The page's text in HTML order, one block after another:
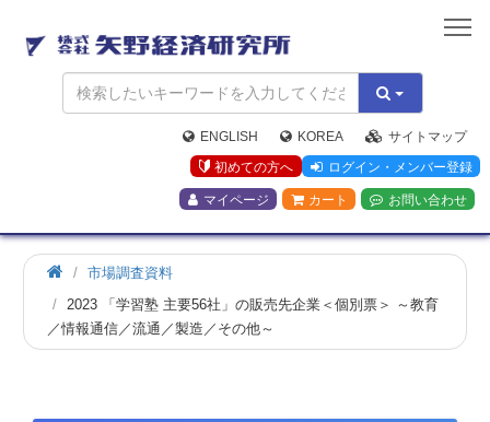
矢
野
経
済
研
究
所
ENGLISH KOREA
サイトマップ
初めての方へ
ログイン・メンバー登録
マイページ カート お問い合わせ
市場調査資料
2023 「学習塾 主要56社」の販売先企業＜個別票＞ ～教育
／情報通信／流通／製造／その他～